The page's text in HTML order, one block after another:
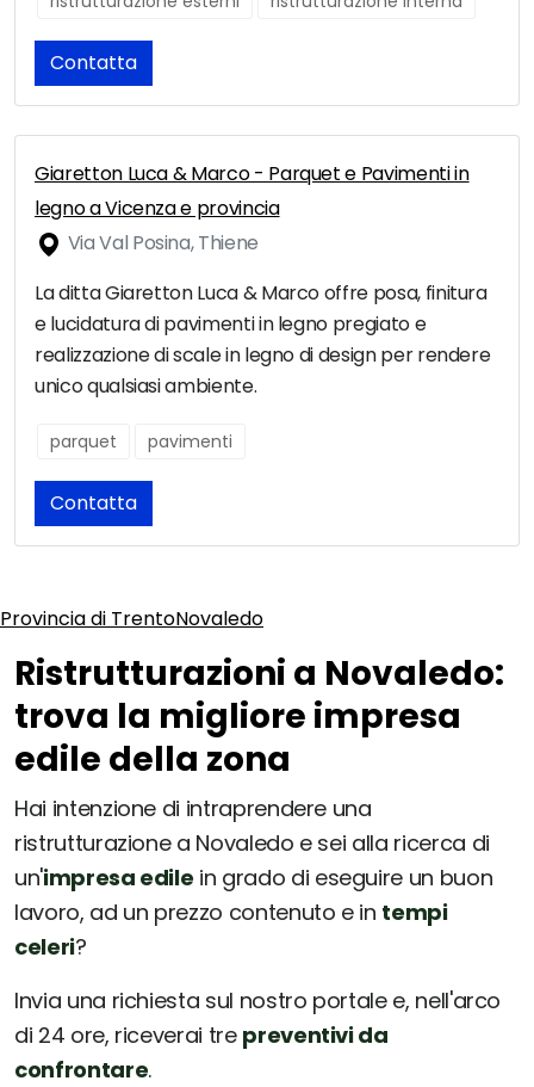
Contatta
Giaretton Luca & Marco - Parquet e Pavimenti in
legno a Vicenza e provincia
Via Val Posina, Thiene
La ditta Giaretton Luca & Marco offre posa, finitura
e lucidatura di pavimenti in legno pregiato e
realizzazione di scale in legno di design per rendere
unico qualsiasi ambiente.
parquet pavimenti
Contatta
Provincia di TrentoNovaledo
Ristrutturazioni a Novaledo:
trova la migliore impresa
edile della zona
Hai intenzione di intraprendere una
ristrutturazione a Novaledo e sei alla ricerca di
un'impresa edile in grado di eseguire un buon
lavoro, ad un prezzo contenuto e in tempi
celeri?
Invia una richiesta sul nostro portale e, nell'arco
di 24 ore, riceverai tre preventivi da
confrontare.